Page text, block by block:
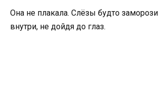
Она не плакала. Слёзы будто
внутри, не дойдя до глаз.